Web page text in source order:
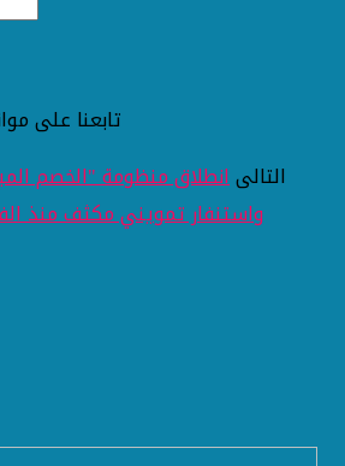
تابعنا على
التالىانطلاق منظومة "الخصم
واستنفار تمويني مكثف منذ